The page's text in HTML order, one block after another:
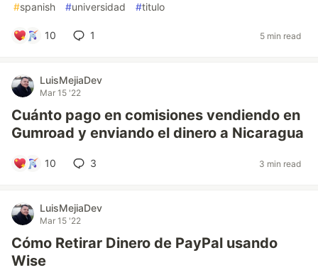
#spanish #universidad #titulo
10 1 5 min read
LuisMejiaDev
Mar 15 '22
Cuánto pago en comisiones vendiendo en
Gumroad y enviando el dinero a Nicaragua
10 3 3 min read
LuisMejiaDev
Mar 15 '22
Cómo Retirar Dinero de PayPal usando
Wise